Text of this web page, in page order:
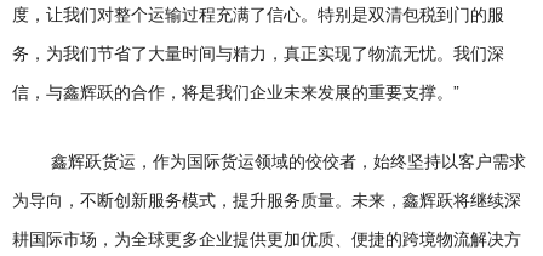
度，让我们对整个运输过程充满了信心。特别是双清包税到门的服
务，为我们节省了大量时间与精力，真正实现了物流无忧。我们深
信，与鑫辉跃的合作，将是我们企业未来发展的重要支撑。”
鑫辉跃货运，作为国际货运领域的佼佼者，始终坚持以客户需求
为导向，不断创新服务模式，提升服务质量。未来，鑫辉跃将继续深
耕国际市场，为全球更多企业提供更加优质、便捷的跨境物流解决方